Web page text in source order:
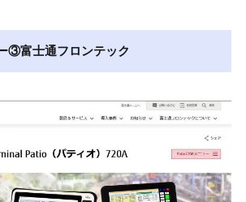
③富士通フロンテック